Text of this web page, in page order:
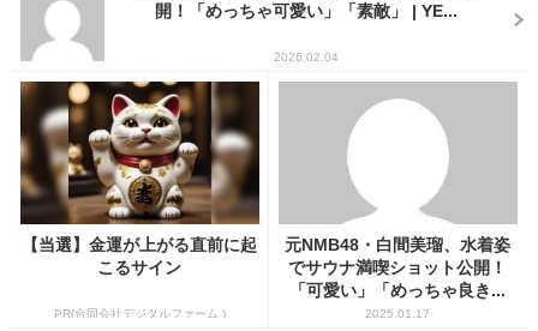
開！「めっちゃ可愛い」「素敵」 | YE...
2026.02.04
【当選】金運が上がる直前に起
こるサイン
PR(合同会社デジタルファーム )
元NMB48・白間美瑠、水着姿
でサウナ満喫ショット公開！
「可愛い」「めっちゃ良き...
2025.01.17